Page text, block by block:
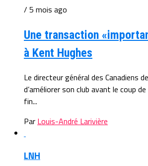
/ 5 mois ago
Une transaction
à Kent Hughes
Le directeur général des Canadiens
d’améliorer son club avant le coup
fin...
Par Louis-André Larivière
LNH